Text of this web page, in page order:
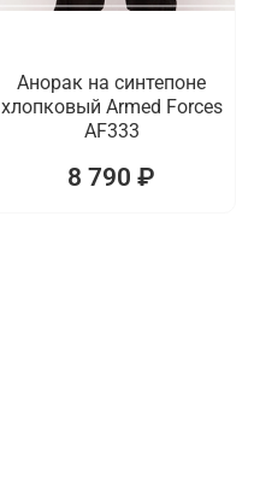
Анорак на синтепоне
хлопковый Armed Forces
AF333
8 790 ₽